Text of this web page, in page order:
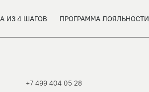
ИЗ 4 ШАГОВ ПРОГРАММА ЛОЯЛЬНОСТИ
+7 499 404 05 28